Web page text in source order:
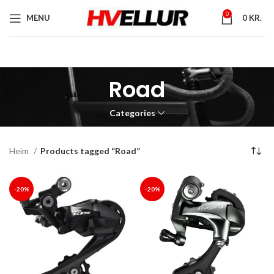
MENU 0 0 KR.
Road
Categories
Heim Products tagged “Road”
-20% -20%